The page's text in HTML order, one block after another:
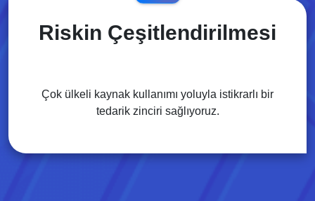
Riskin Çeşitlendirilmesi
Çok ülkeli kaynak kullanımı yoluyla istikrarlı bir
tedarik zinciri sağlıyoruz.